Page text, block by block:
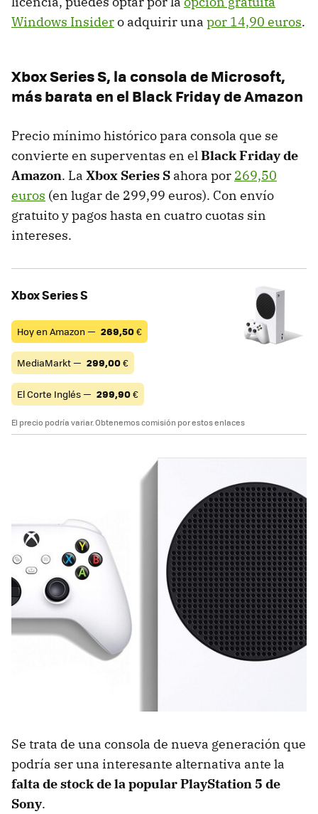
Windows Insidero adquirir una por 14,90 euros.
Xbox Series S, la consola de Microsoft,
más barata en el Black Friday de Amazon
Precio mínimo histórico para consola que se
convierte en superventas en elBlack Friday de
Amazon. La Xbox Series S ahora por 269,50
euros (en lugar de 299,99 euros). Con envío
gratuito y pagos hasta en cuatro cuotas sin
intereses.
Xbox Series S
Hoy en Amazon — 269,50€
MediaMarkt — 299,00€
El Corte Inglés — 299,90€
El precio podría variar. Obtenemos comisión por estos enlaces
Se trata de una consola de nueva generación que
podría ser una interesante alternativa ante la
falta de stock de la popular PlayStation 5 de
Sony.